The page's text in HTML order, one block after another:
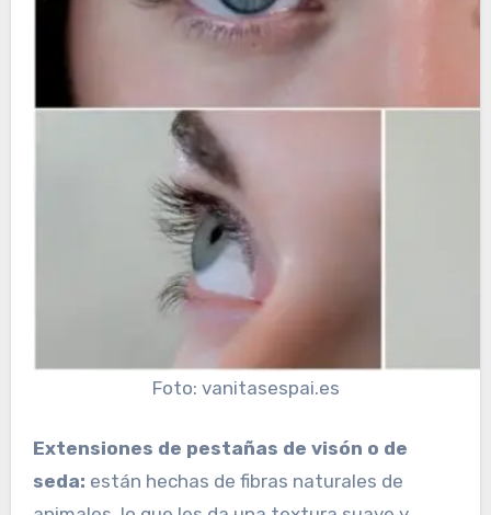
Foto: vanitasespai.es
Extensiones de pestañas de visón o de
seda: están hechas de fibras naturales de